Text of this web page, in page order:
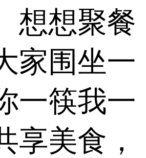
想想聚餐
家围坐一
一筷我一
享美食，